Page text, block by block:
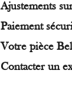
Ajustements
Paiement
Votre pièce
Contacter un